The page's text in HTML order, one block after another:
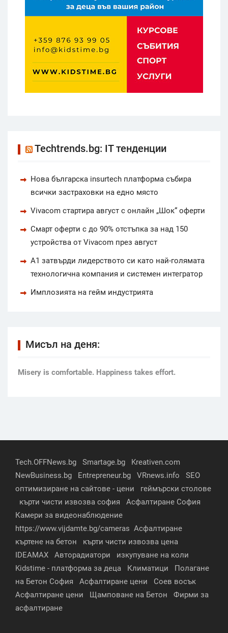
Techtrends.bg: IT тенденции
Нова българска insurtech платформа събира
всички застраховки на едно място
Vivacom стартира август с онлайн „Шок“ оферти
Смарт оферти с до 90% отстъпка за над 150
устройства от Vivacom през август
А1 затвърди лидерството си като най-голямата
технологична компания и системен интегратор
Имплозията на гейм индустрията
Мисъл на деня:
Мisery is comfortable. Happiness takes effort.
Tech.OFFNews.bg Smartage.bg
Kreativen.com
NewBusiness.bg
Entrepreneur.bg VRnews.info
SEO
оптимизиране на сайтове - цени
геймърски столове
кърти чисти извозва софия
Асфалтиране София
Камери за видеонаблюдение
https://www.vijdamte.bg/cameras Асфалтиране
къртене на бетон
кърти чисти извозва цена
IDEAMAX
Авторадиатори
изкупуване на коли
Kidstime - платформа за деца
Климатици
Полагане
на Бетон София
Асфалтиране цени
Соев восък
Асфалтиране цени
Щамповане на Бетон
Фирми за
асфалтиране